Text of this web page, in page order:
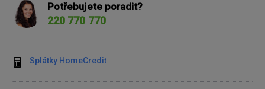
Potřebujete poradit?
220 770 770
Splátky HomeCredit